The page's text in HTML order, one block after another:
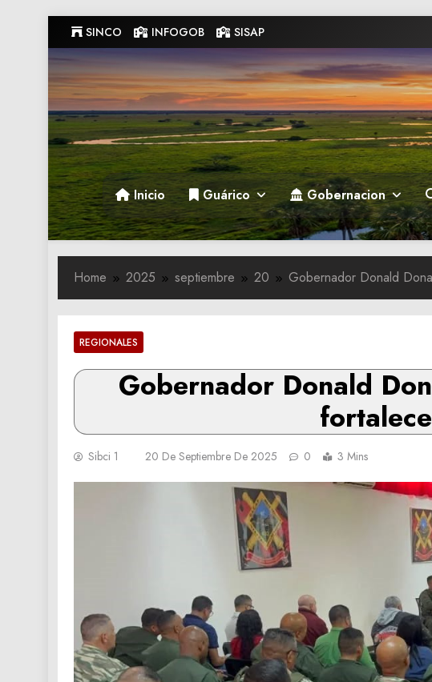
to
content
SINCO INFOGOB SISAP
Gobernacion de Guarico
Gobernacion de Guarico
Inicio Guárico Gobernacion
Home 2025 septiembre 20 Gobernador Donald
REGIONALES
Gobernador Donald
Sibci 1 20 De Septiembre De 2025 0 3 Mins